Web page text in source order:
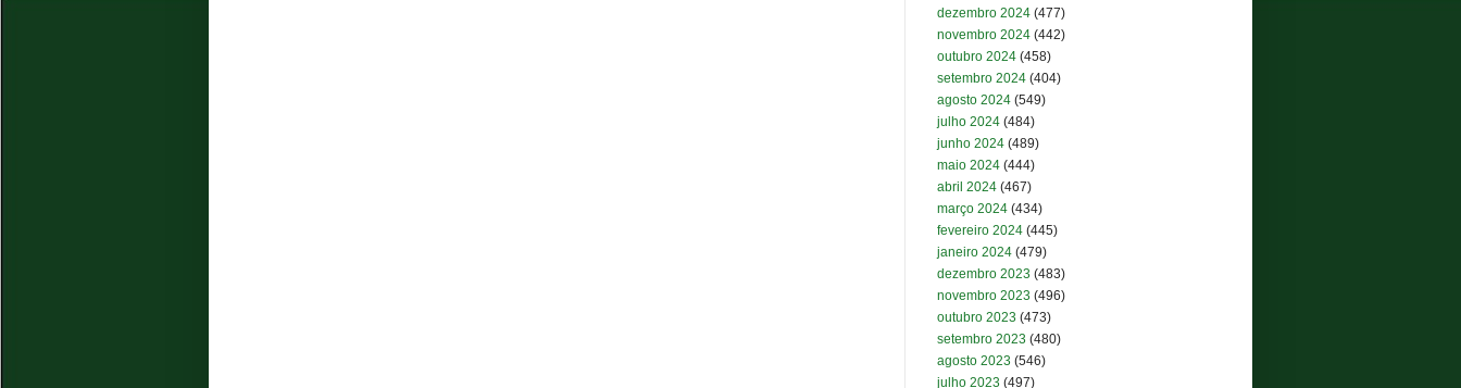
dezembro 2024 (477)
novembro 2024 (442)
outubro 2024 (458)
setembro 2024 (404)
agosto 2024 (549)
julho 2024 (484)
junho 2024 (489)
maio 2024 (444)
abril 2024 (467)
março 2024 (434)
fevereiro 2024 (445)
janeiro 2024 (479)
dezembro 2023 (483)
novembro 2023 (496)
outubro 2023 (473)
setembro 2023 (480)
agosto 2023 (546)
julho 2023 (497)